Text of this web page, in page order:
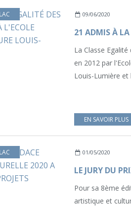
09/06/2020
La Classe
en 2012 par
Louis-Lumière et
EN SAVOIR PLUS
01/05/2020
Pour sa 8ème
artistique et